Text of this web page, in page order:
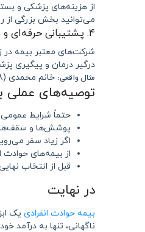
از هزینه‌های پزشکی و
می‌توانید بخش بزرگی از
۴. پشتیبانی حرفه‌ای و سریع
شرکت‌های معتبر بیمه در
درگیر درمان و پیگیری
مثال واقعی: خانم محمدی (۳۸ ساله) – سقوط از پله → نقص عضو ۳۰٪ → پاسارگاد: ۴۸۰ میلیون، ۱۰ روزه پرداخت.
توصیه‌های عملی
حتماً شرایط عمومی
پوشش‌ها و سقف‌های
اگر زیاد سفر
از بیمه‌های حوادث
قبل از انتخاب
در نهایت
بیمه حوادث انفرادی یک
ناگهانی، تنها به درآمد